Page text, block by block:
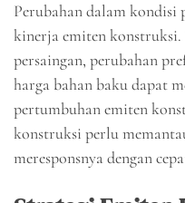
Perubahan dalam kondisi
kinerja emiten
persaingan, perubahan
harga bahan baku dapat
pertumbuhan emiten
konstruksi perlu
meresponsnya dengan